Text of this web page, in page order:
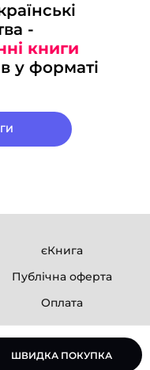
ШВИДКА ПОКУПКА
-
книги
у форматі
єКнига
Публічна оферта
Оплата